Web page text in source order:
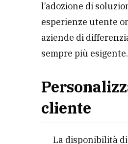
l’adozione di
esperienze utente
aziende di
sempre più esigente.
cliente
La disponibilità